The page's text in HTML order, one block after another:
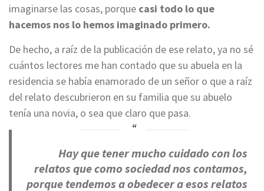
imaginarse las cosas, porque casi todo lo que
hacemos nos lo hemos imaginado primero.
De hecho, a raíz de la publicación de ese relato, ya no sé
cuántos lectores me han contado que su abuela en la
residencia se había enamorado de un señor o que a raíz
del relato descubrieron en su familia que su abuelo
tenía una novia, o sea que claro que pasa.
Hay que tenermucho cuidado con los
relatos que como sociedad nos contamos,
porque tendemos a obedecer a esos relatos